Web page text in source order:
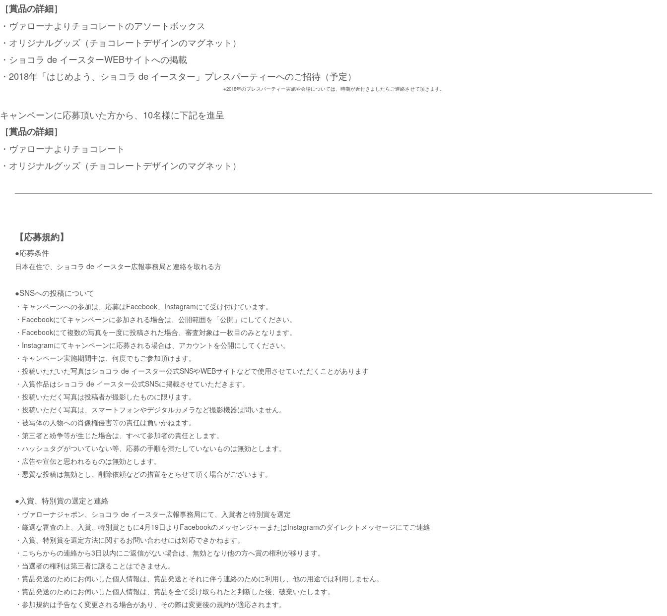
［賞品の詳細］
・ヴァローナよりチョコレートのアソートボックス
・オリジナルグッズ（チョコレートデザインのマグネット）
・ショコラ de イースターWEBサイトへの掲載
・2018年「はじめよう、ショコラ de イースター」プレスパーティーへのご招待（予定）
※2018年のプレスパーティー実施や会場については、時期が近付きましたらご連絡させて頂きます。
キャンペーンに応募頂いた方から、10名様に下記を進呈
［賞品の詳細］
・ヴァローナよりチョコレート
・オリジナルグッズ（チョコレートデザインのマグネット）
【応募規約】
●応募条件
日本在住で、ショコラ de イースター広報事務局と連絡を取れる方
●SNSへの投稿について
・キャンペーンへの参加は、応募はFacebook Instagramにて受け付けています。
・ Facebookにてキャンペーンに参加される場合は、公開範囲を「公開」にしてください。
・ Facebookにて複数の写真を一度に投稿された場合、審査対象は一枚目のみとなります。
・ Instagramにてキャンペーンに応募される場合は、アカウントを公開にしてください。
・キャンペーン実施期間中は、何度でもご参加頂けます。
・投稿いただいた写真はショコラ de イースター公式SNSやWEBサイトなどで使用させていただくことがあります
・入賞作品はショコラ de イースター公式SNSに掲載させていただきます。
・投稿いただく写真は投稿者が撮影したものに限ります。
・投稿いただく写真は、スマートフォンやデジタルカメラなど撮影機器は問いません。
・被写体の人物への肖像権侵害等の責任は負いかねます。
・第三者と紛争等が生じた場合は、すべて参加者の責任とします。
・ハッシュタグがついていない等、応募の手順を満たしていないものは無効とします。
・広告や宣伝と思われるものは無効とします。
・悪質な投稿は無効とし、削除依頼などの措置をとらせて頂く場合がございます。
●入賞、特別賞の選定と連絡
・ヴァローナジャポン、ショコラ de イースター広報事務局にて、入賞者と特別賞を選定
・厳選な審査の上、入賞、特別賞ともに4月 19日より FacebookのメッセンジャーまたはInstagramのダイレクトメッセージにてご連絡
・入賞、特別賞を選定方法に関するお問い合わせには対応できかねます。
・こちらからの連絡から3日以内にご返信がない場合は、無効となり他の方へ賞の権利が移ります。
・当選者の権利は第三者に譲ることはできません。
・賞品発送のためにお伺いした個人情報は、賞品発送とそれに伴う連絡のために利用し、他の用途では利用しません。
・賞品発送のためにお伺いした個人情報は、賞品を全て受け取られたと判断した後、破棄いたします。
・参加規約は予告なく変更される場合があり、その際は変更後の規約が適応されます。